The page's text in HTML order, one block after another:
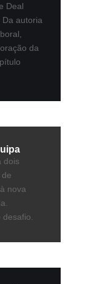
Deal
autoria
da
dois
nova